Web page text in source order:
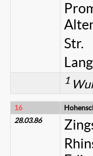
Str.
1
16
28.03.86